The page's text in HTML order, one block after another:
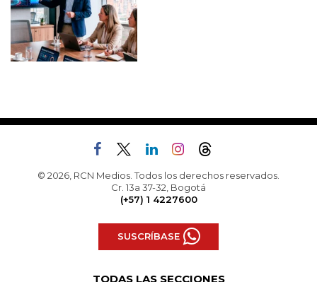
© 2026, RCN Medios. Todos los derechos reservados.
Cr. 13a 37-32, Bogotá
(+57) 1 4227600
SUSCRÍBASE
TODAS LAS SECCIONES